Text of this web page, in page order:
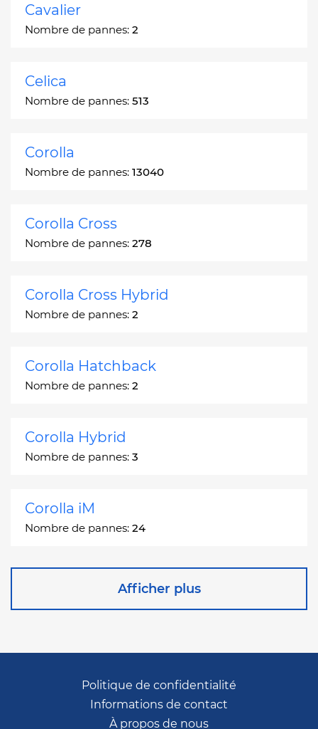
Cavalier
Nombre de pannes: 2
Celica
Nombre de pannes: 513
Corolla
Nombre de pannes: 13040
Corolla Cross
Nombre de pannes: 278
Corolla Cross Hybrid
Nombre de pannes: 2
Corolla Hatchback
Nombre de pannes: 2
Corolla Hybrid
Nombre de pannes: 3
Corolla iM
Nombre de pannes: 24
Corona Station Wagon
Afficher plus
Politique de confidentialité
Informations de contact
À propos de nous